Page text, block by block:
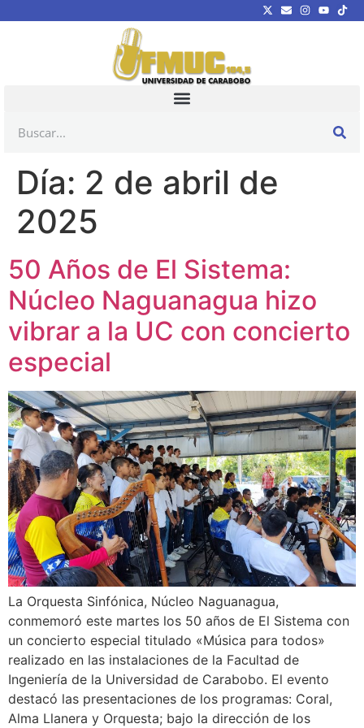
Día: 2 de abril de
2025
50 Años de El Sistema:
Núcleo Naguanagua hizo
vibrar a la UC con concierto
especial
La Orquesta Sinfónica, Núcleo Naguanagua,
conmemoró este martes los 50 años de El Sistema con
un concierto especial titulado «Música para todos»
realizado en las instalaciones de la Facultad de
Ingeniería de la Universidad de Carabobo. El evento
destacó las presentaciones de los programas: Coral,
Alma Llanera y Orquesta; bajo la dirección de los